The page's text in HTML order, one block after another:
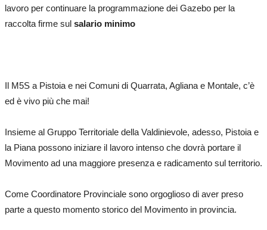
lavoro per continuare la programmazione dei Gazebo per la
raccolta firme sul salario minimo
Il M5S a Pistoia e nei Comuni di Quarrata, Agliana e Montale, c’è
ed è vivo più che mai!
Insieme al Gruppo Territoriale della Valdinievole, adesso, Pistoia e
la Piana possono iniziare il lavoro intenso che dovrà portare il
Movimento ad una maggiore presenza e radicamento sul territorio.
Come Coordinatore Provinciale sono orgoglioso di aver preso
parte a questo momento storico del Movimento in provincia.